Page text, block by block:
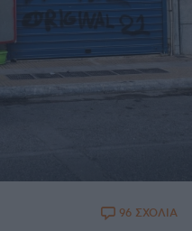
96 ΣΧΟΛΙΑ